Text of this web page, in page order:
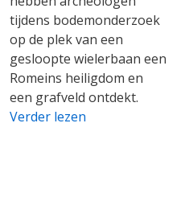
tijdens bodemonderzoek
op de plek van een
gesloopte wielerbaan een
Romeins heiligdom en
een grafveld ontdekt.
Verder lezen